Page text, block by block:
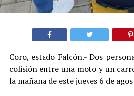
Coro, estado Falcón.- Dos
colisión entre una moto y un
la mañana de este jueves 6 de